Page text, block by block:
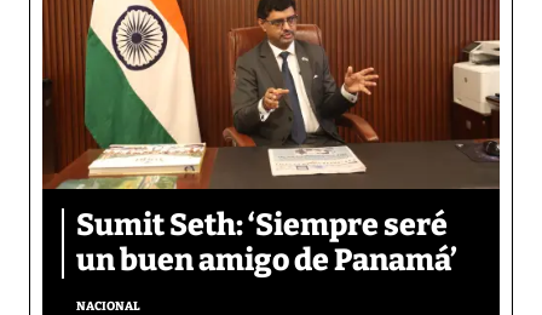
Sumit Seth: ‘Siempre seré
un buen amigo de Panamá’
NACIONAL